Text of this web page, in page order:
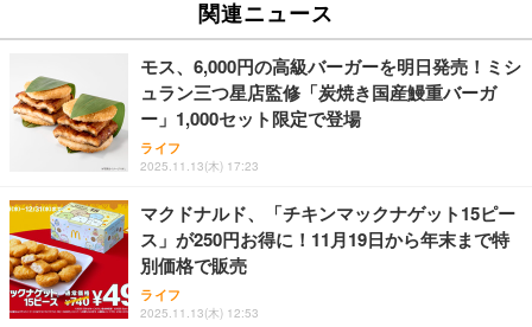
べ物 冷凍 高級 プレゼント 内祝 お返し 人気 お取り
寄せ グルメ
父の日ギフト 松阪牛 グルメ ハンバーグ【父の日短
冊 ブルー花束カード】父の日 食べ物 肉 父 お父さん
お取り寄せグルメ おつまみ ハンバーグギフト 冷凍
松良 お取り寄せ 絶品
お中元 ギフト 【TV紹介されました♪】 純系 名古屋
コーチン 燻製 4種 セット おつまみ お取り寄せグル
メ 100％国産 高級 地鶏 お肉 ハム ソーセージ 冷凍
化粧箱入り 手提げ紙袋 熨斗対応可 南部食鶏 RK-29-
ガンメタリック M-XGM15BBSGM/EC
HP 有線 マウス HP 100G
￥723
エレコム ワイヤレスマウス 静音 Slint Bluetooth 無
線2.4GHz 3台マルチペアリング 薄型 軽量 充電式 M
サイズ ブラック M-TM25MBMSABK
Office 2021 Pro 付属/Webカメラ/DVD/豊富な接続端
子 (HDMI, VGA, USB 3.0)/ 有線静音マウス付属/ 180
日保証（メモリ 8GB,SSD256GB）
【整備済み品】中古 ノートパソコン 富士通 A5511/
15.6型/ 第11世代 Core i3-1125G4// Win11 Pro/MS
Office 2021 Pro 付属/Webカメラ/DVD/豊富な接続端
子 (HDMI, VGA, USB 3.0)/ 有線静音マウス付属/ 180
【整備済み品】ノートパソコン 富士通 LIEFBOOK
U9311X/F 13.3型 第11世代 Core i5-1145G7/Window
s11 Pro/MS Office 2021搭載/Webカメラ/Wifi・Blue
tooth・HDMI・Type-C/360度回転対応/有線静音マウ
関連ニュース
モス、6,000円の高級バーガーを明日発売！ミシ
ュラン三つ星店監修「炭焼き国産鰻重バーガ
ー」1,000セット限定で登場
ライフ
2025.11.13(木) 17:23
マクドナルド、「チキンマックナゲット15ピー
ス」が250円お得に！11月19日から年末まで特
別価格で販売
ライフ
2025.11.13(木) 12:53